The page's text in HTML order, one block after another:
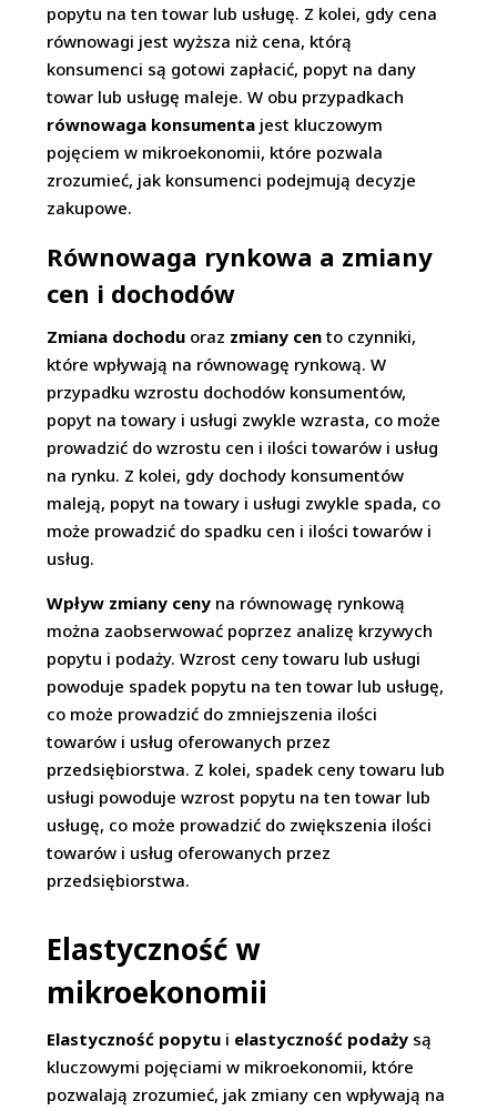
popytu na ten towar lub usługę. Z kolei, gdy cena
równowagi jest wyższa niż cena, którą
konsumenci są gotowi zapłacić, popyt na dany
towar lub usługę maleje. W obu przypadkach
równowaga konsumenta jest kluczowym
pojęciem w mikroekonomii, które pozwala
zrozumieć, jak konsumenci podejmują decyzje
zakupowe.
Równowaga rynkowa a zmiany
cen i dochodów
Zmiana dochodu oraz zmiany cen to czynniki,
które wpływają na równowagę rynkową. W
przypadku wzrostu dochodów konsumentów,
popyt na towary i usługi zwykle wzrasta, co może
prowadzić do wzrostu cen i ilości towarów i usług
na rynku. Z kolei, gdy dochody konsumentów
maleją, popyt na towary i usługi zwykle spada, co
może prowadzić do spadku cen i ilości towarów i
usług.
Wpływ zmiany ceny na równowagę rynkową
można zaobserwować poprzez analizę krzywych
popytu i podaży. Wzrost ceny towaru lub usługi
powoduje spadek popytu na ten towar lub usługę,
co może prowadzić do zmniejszenia ilości
towarów i usług oferowanych przez
przedsiębiorstwa. Z kolei, spadek ceny towaru lub
usługi powoduje wzrost popytu na ten towar lub
usługę, co może prowadzić do zwiększenia ilości
towarów i usług oferowanych przez
przedsiębiorstwa.
Elastyczność w
mikroekonomii
Elastyczność popytu i elastyczność podaży są
kluczowymi pojęciami w mikroekonomii, które
pozwalają zrozumieć, jak zmiany cen wpływają na